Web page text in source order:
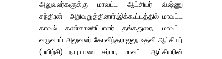
அலுவலர்களுக்கு மாவட்ட ஆட்சியர் விஷ்ணு
சந்திரன் அறிவுறுத்தினார்.இக்கூட்டத்தில் மாவட்ட
காவல் கண்காணிப்பாளர் தங்கதுரை, மாவட்ட
வருவாய் அலுவலர் கோவிந்தராஜலு, உதவி ஆட்சியர்
(பயிற்சி) நாராயண சர்மா, மாவட்ட ஆட்சியரின்